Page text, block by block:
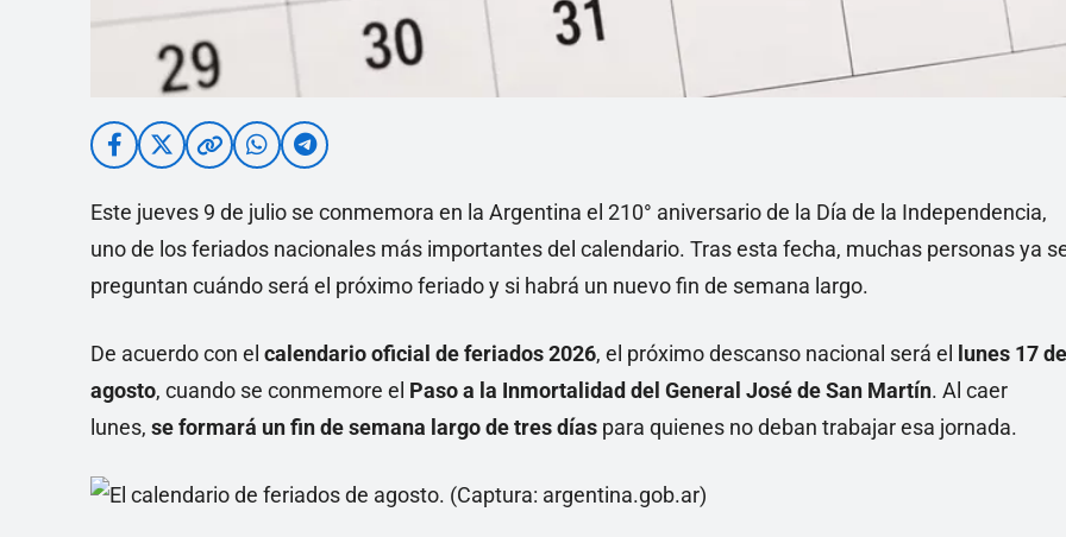
Este jueves 9 de julio se conmemora en la Argentina el 210° aniversario de la Día de la Independencia,
uno de los feriados nacionales más importantes del calendario. Tras esta fecha, muchas personas ya
preguntan cuándo será el próximo feriado y si habrá un nuevo fin de semana largo.
De acuerdo con el calendario oficial de feriados 2026, el próximo descanso nacional será el
lunes 17 de
agosto, cuando se conmemore el Paso a la Inmortalidad del General José de San Martín. Al caer
lunes, se formará un fin de semana largo de tres días para quienes no deban trabajar esa jornada.